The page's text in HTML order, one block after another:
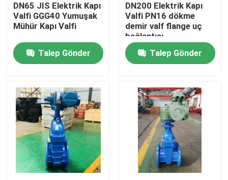
Fabrika turu
Kalite kontrol
Haberler
Vakalar
DI Sürgülü Vana
DN65 JIS Elektrik Kapı
Valfi GGG40 Yumuşak
Mühür Kapı Valfi
Talep Gönder
DN200 Elektrik Kapı
Valfi PN16 dökme
demir valf flange uç
bağlantısı
Talep Gönder